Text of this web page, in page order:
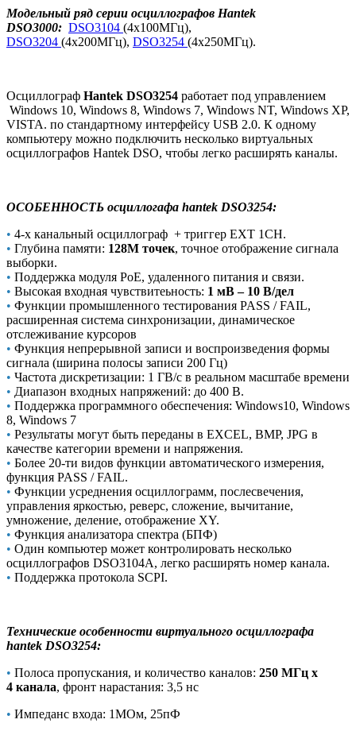
Модельный ряд серии осциллографов Hantek
DSO3000: DSO3104 (4х100МГц),
DSO3204 (4х200МГц), DSO3254 (4х250МГц).
Осциллограф Hantek DSO3254 работает под управлением
Windows 10, Windows 8, Windows 7, Windows NT, Windows XP,
VISTA. по стандартному интерфейсу USB 2.0. К одному
компьютеру можно подключить несколько виртуальных
осциллографов Hantek DSO, чтобы легко расширять каналы.
ОСОБЕННОСТЬ осциллогафа hantek DSO3254:
• 4-х канальный осциллограф + триггер EXT 1CH.
• Глубина памяти: 128M точек, точное отображение сигнала
выборки.
• Поддержка модуля PoE, удаленного питания и связи.
• Высокая входная чувствитеьность: 1 мВ – 10 В/дел
• Функции промышленного тестирования PASS / FAIL,
расширенная система синхронизации, динамическое
отслеживание курсоров
• Функция непрерывной записи и воспроизведения формы
сигнала (ширина полосы записи 200 Гц)
• Частота дискретизации: 1 ГВ/с в реальном масштабе времени
• Диапазон входных напряжений: до 400 В.
• Поддержка программного обеспечения: Windows10, Windows
8, Windows 7
• Результаты могут быть переданы в EXCEL, BMP, JPG в
качестве категории времени и напряжения.
• Более 20-ти видов функции автоматического измерения,
функция PASS / FAIL.
• Функции усреднения осциллограмм, послесвечения,
управления яркостью, реверс, сложение, вычитание,
умножение, деление, отображение XY.
• Функция анализатора спектра (БПФ)
• Один компьютер может контролировать несколько
осциллографов DSO3104A, легко расширять номер канала.
• Поддержка протокола SCPI.
Технические особенности виртуального осциллографа
hantek DSO3254:
• Полоса пропускания, и количество каналов: 250 МГц х
4 канала, фронт нарастания: 3,5 нс
• Импеданс входа: 1МОм, 25пФ